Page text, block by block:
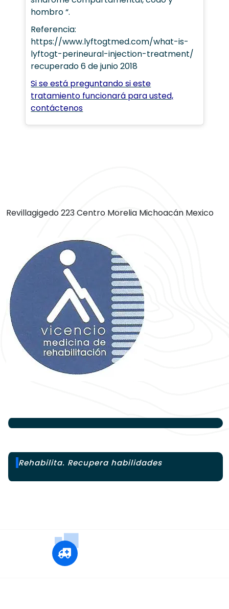
hombro “.
Referencia:
https://www.lyftogtmed.com/what-is-
lyftogt-perineural-injection-treatment/
recuperado 6 de junio 2018
Si se está preguntando si este
tratamiento funcionará para usted,
contáctenos
Revillagigedo 223 Centro Morelia Michoacán Mexico
Rehabilita. Recupera habilidades